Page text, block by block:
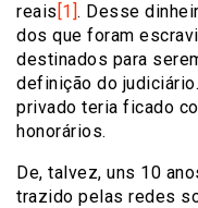
reais [1]. Desse
dos que foram
destinados para
definição do
privado teria ficado
honorários.
De, talvez, uns 10
trazido pelas redes